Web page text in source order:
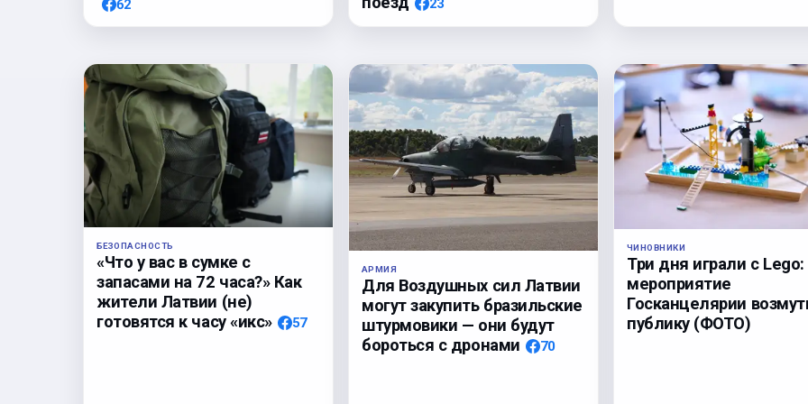
62 23
БЕЗОПАСНОСТЬ
«Что у вас в сумке с
запасами на 72 часа?» Как
жители Латвии (не)
готовятся к часу «икс»
57
АРМИЯ
Для Воздушных сил Латвии
могут закупить бразильские
штурмовики — они будут
бороться с дронами
70
ЧИНОВНИКИ
Три дня играли с Lego:
мероприятие
Госканцелярии
публику (ФОТО)